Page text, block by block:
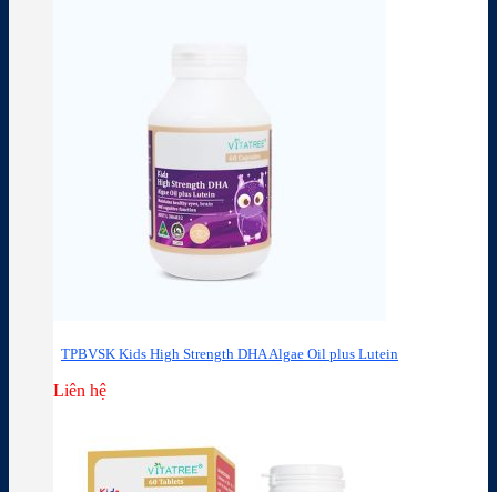
TPBVSK Kids High Strength DHA Algae Oil plus Lutein
Liên hệ